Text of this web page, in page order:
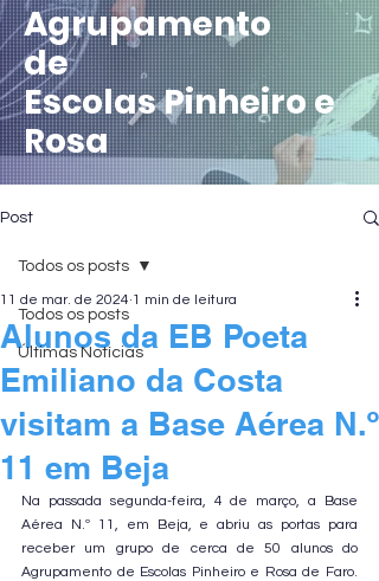
Agrupamento
de
EscolasPinheiro e
Rosa
Post
Todos os posts
Últimas Notícias
Todos os posts
Alunos da EB Poeta
Emiliano da Costa
visitam a Base Aérea N.º
11 em Beja
11 de mar. de 2024 1 min de leitura
Na passada segunda-feira, 4 de março, a Base
Aérea N.º 11, em Beja, e abriu as portas para
receber um grupo de cerca de 50 alunos do
Agrupamento de Escolas Pinheiro e Rosa de Faro.